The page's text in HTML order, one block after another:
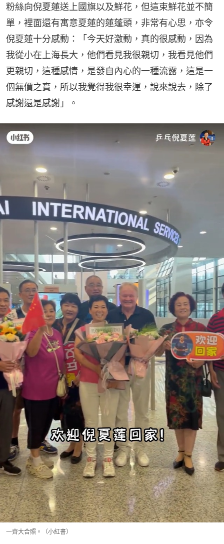
粉絲向倪夏蓮送上國旗以及鮮花，但這束鮮花並不簡
單，裡面還有寓意夏蓮的蓮蓬頭，非常有心思，亦令
倪夏蓮十分感動：「今天好激動，真的很感動，因為
我從小在上海長大，他們看見我很親切，我看見他們
更親切，這種感情，是發自內心的一種流露，這是一
個無價之寶，所以我覺得我很幸運，說來說去，除了
感謝還是感謝」。
一齊大合照。（小紅書）